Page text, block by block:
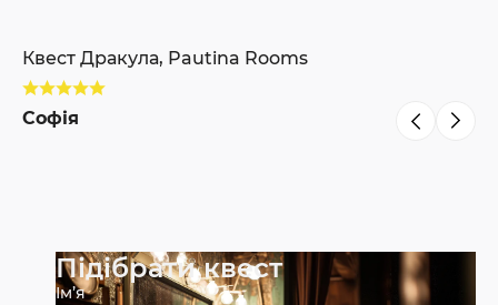
Квест Дракула, Pautina Rooms
Софія
Підібрати квест
Ім’я